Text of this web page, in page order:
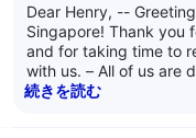
Dear Henry, -- Greetings from Citadines Fusionopolis
Singapore! Thank you
and for taking time to
with us. – All of us are delighted you and your lovely family
had a great 6-night stay with us. -- We
続きを読む